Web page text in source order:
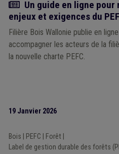
Actualité
Un guide en ligne
enjeux et exigences du
Filière Bois Wallonie publie en
accompagner les acteurs de la
la nouvelle charte PEFC.
19 Janvier 2026
Bois PEFC Forêt|
Label de gestion durable des forêts